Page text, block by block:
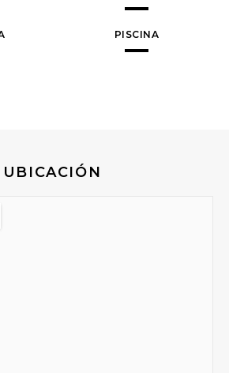
PISCINA
UBICACIÓN